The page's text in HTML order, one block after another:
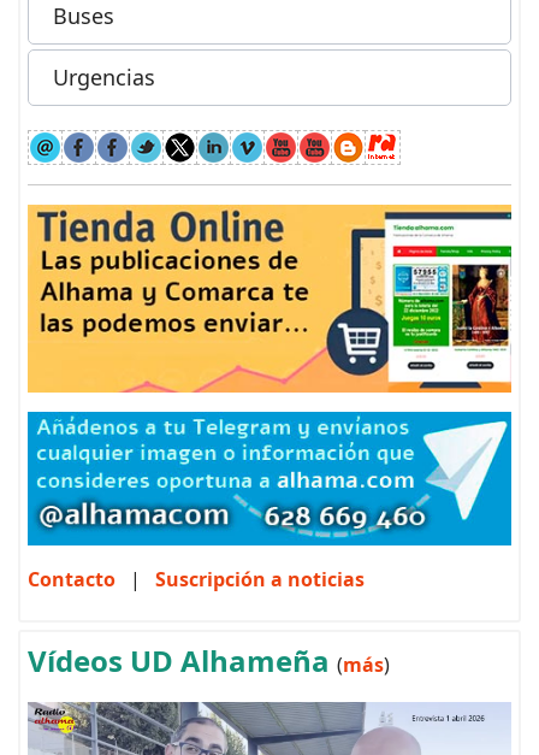
Buses
Urgencias
Contacto | Suscripción a noticias
Vídeos UD Alhameña (más)